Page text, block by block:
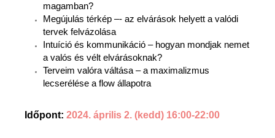
magamban?
Megújulás térkép –- az elvárások helyett a valódi
tervek felvázolása
Intuíció és kommunikáció – hogyan mondjak nemet
a valós és vélt elvárásoknak?
Terveim valóra váltása – a maximalizmus
lecserélése a flow állapotra
Időpont: 2024. április 2. (kedd) 16:00-22:00